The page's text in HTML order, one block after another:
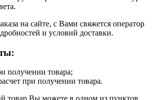
на сайте, с Вами свяжется оператор
и условий доставки.
получении товара;
при получении товара.